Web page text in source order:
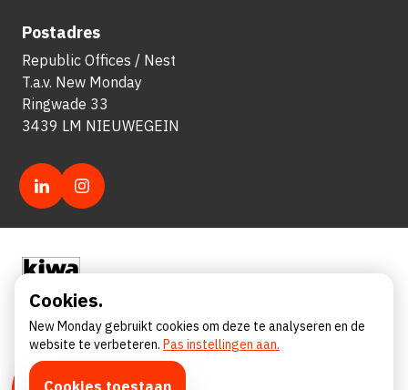
Postadres
Republic Offices / Nest
T.a.v. New Monday
Ringwade 33
3439 LM NIEUWEGEIN
© 2026 New Monday
Cookies.
New Monday gebruikt cookies om deze te analyseren en de
website te verbeteren. Pas instellingen aan.
Cookies toestaan